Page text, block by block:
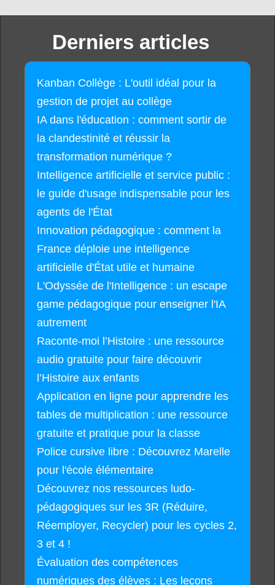
Derniers articles
Kanban Collège : L'outil idéal pour la
gestion de projet au collège
IA dans l'éducation : comment sortir de
la clandestinité et réussir la
transformation numérique ?
Intelligence artificielle et service public :
le guide d'usage indispensable pour les
agents de l'État
Innovation pédagogique : comment la
France déploie une intelligence
artificielle d'État utile et humaine
L'Odyssée de l'Intelligence : un escape
game pédagogique pour enseigner l'IA
autrement
Raconte-moi l’Histoire : une ressource
audio gratuite pour faire découvrir
l’Histoire aux enfants
Application en ligne pour apprendre les
tables de multiplication : une ressource
gratuite et pratique pour la classe
Police cursive libre : Découvrez Marelle
pour l'école élémentaire
Découvrez nos ressources ludo-
pédagogiques sur les 3R (Réduire,
Réemployer, Recycler) pour les cycles 2,
3 et 4 !
Évaluation des compétences
numériques des élèves : Les leçons